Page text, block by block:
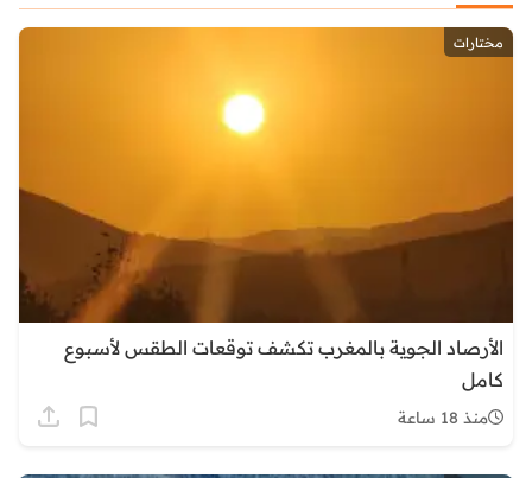
مختارات
الأرصاد الجوية بالمغرب تكشف توقعات الطقس لأسبوع
كامل
منذ 18 ساعة